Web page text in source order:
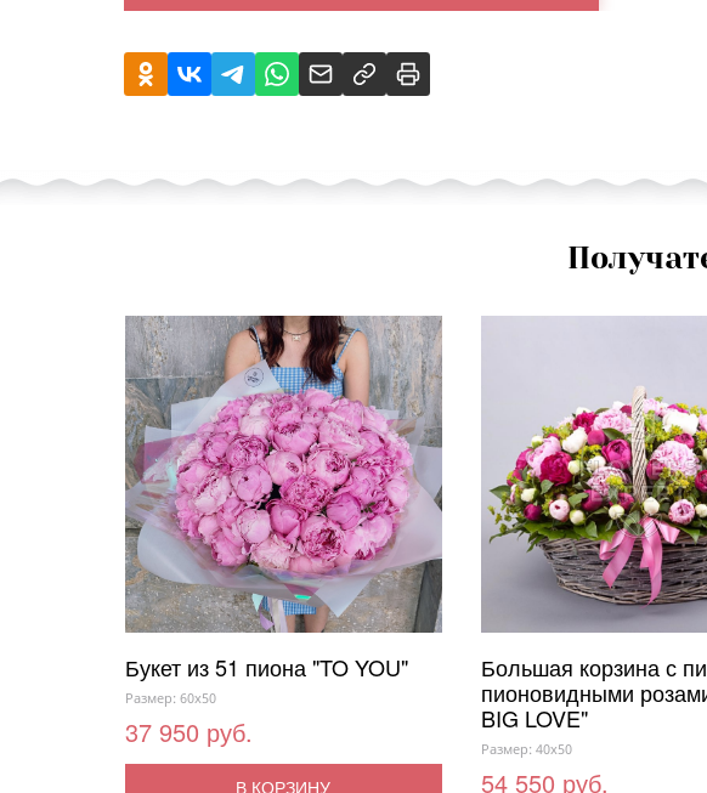
Букет из 51 пиона "TO YOU"
Размер: 60x50
37 950 руб.
В КОРЗИНУ
Большая корзина с
пионовидными
BIG LOVE"
Размер: 40x50
54 550 руб.